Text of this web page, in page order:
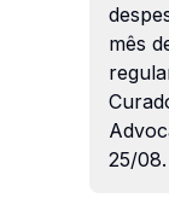
mês
25/08.